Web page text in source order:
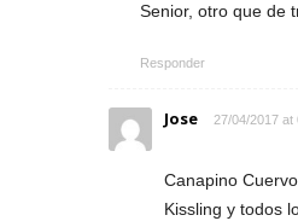
Senior, otro que de
Responder
Jose 27/04/2017 at
Canapino
Kissling y todos